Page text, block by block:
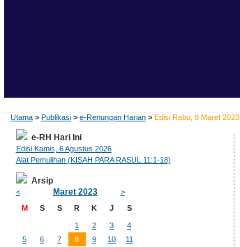
Utama > Publikasi > e-Renungan Harian > Edisi Rabu, 8 Maret 2023
e-RH Hari Ini
Edisi Kamis, 6 Agustus 2026
Alat Pemulihan (KISAH PARA RASUL 11:1-18)
Arsip
< Maret 2023
>
M
S S R K J S
1 2 3
4
5
6 7 8 9 10
11